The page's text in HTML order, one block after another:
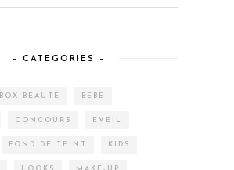
– CATEGORIES –
BOX BEAUTÉ BÉBÉ
CONCOURS EVEIL
FOND DE TEINT KIDS